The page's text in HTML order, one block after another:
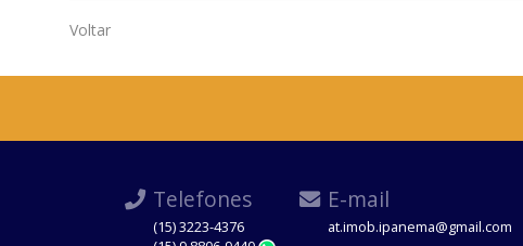
Voltar
Telefones
(15) 3223-4376
E-mail
at.imob.ipanema@gmail.com